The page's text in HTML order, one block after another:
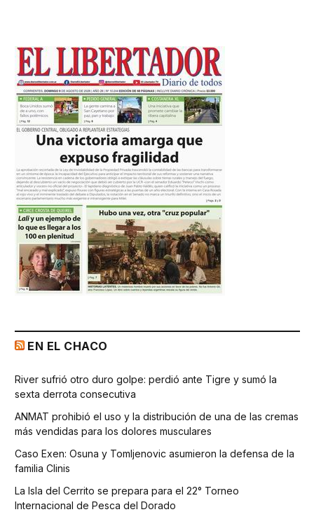
EN EL CHACO
River sufrió otro duro golpe: perdió ante Tigre y sumó la
sexta derrota consecutiva
ANMAT prohibió el uso y la distribución de una de las cremas
más vendidas para los dolores musculares
Caso Exen: Osuna y Tomljenovic asumieron la defensa de la
familia Clinis
La Isla del Cerrito se prepara para el 22° Torneo
Internacional de Pesca del Dorado